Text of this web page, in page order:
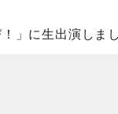
」に生出演しま